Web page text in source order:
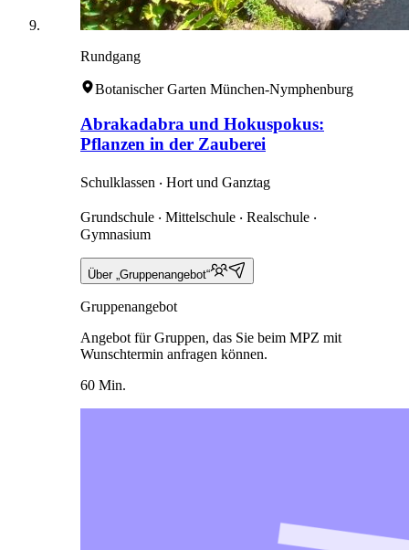
Rundgang
Botanischer Garten München-Nymphenburg
Abrakadabra und Hokuspokus:
Pflanzen in der Zauberei
Schulklassen ‧ Hort und Ganztag
Grundschule ‧ Mittelschule ‧ Realschule ‧
Gymnasium
Über „Gruppenangebot“
Gruppenangebot
Angebot für Gruppen, das Sie beim MPZ mit
Wunschtermin anfragen können.
60 Min.